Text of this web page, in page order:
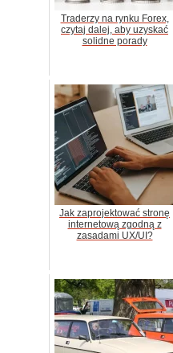
Traderzy na rynku Forex,
czytaj dalej, aby uzyskać
solidne porady
Jak zaprojektować stronę
internetową zgodną z
zasadami UX/UI?